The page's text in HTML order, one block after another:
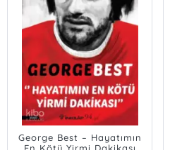
George Best – Hayatımın